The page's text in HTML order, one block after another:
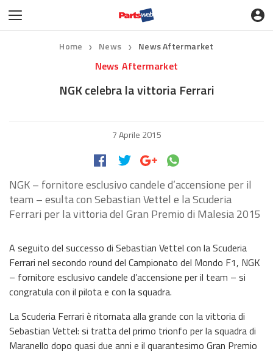
Home ❯ News ❯ News Aftermarket
News Aftermarket
NGK celebra la vittoria Ferrari
7 Aprile 2015
NGK – fornitore esclusivo candele d’accensione per il
team – esulta con Sebastian Vettel e la Scuderia
Ferrari per la vittoria del Gran Premio di Malesia 2015
A seguito del successo di Sebastian Vettel con la Scuderia
Ferrari nel secondo round del Campionato del Mondo F1, NGK
– fornitore esclusivo candele d’accensione per il team – si
congratula con il pilota e con la squadra.
La Scuderia Ferrari è ritornata alla grande con la vittoria di
Sebastian Vettel: si tratta del primo trionfo per la squadra di
Maranello dopo quasi due anni e il quarantesimo Gran Premio